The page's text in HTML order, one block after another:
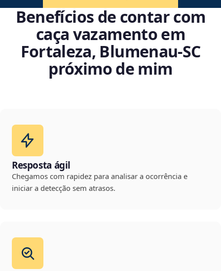
Benefícios de contar com
caça vazamento em
Fortaleza, Blumenau‑SC
próximo de mim
Resposta ágil
Chegamos com rapidez para analisar a ocorrência e
iniciar a detecção sem atrasos.